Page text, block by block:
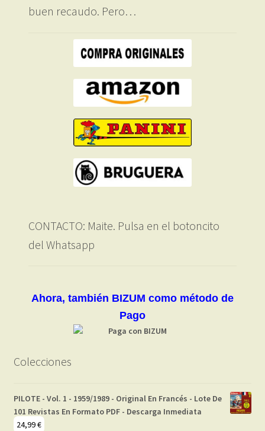
buen recaudo. Pero…
CONTACTO: Maite. Pulsa en el botoncito
del Whatsapp
Ahora, también BIZUM como método de
Pago
Colecciones
PILOTE - Vol. 1 - 1959/1989 - Original En Francés - Lote De
101 Revistas En Formato PDF - Descarga Inmediata
24,99€